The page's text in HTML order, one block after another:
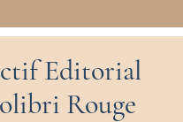
Editorial
Rouge